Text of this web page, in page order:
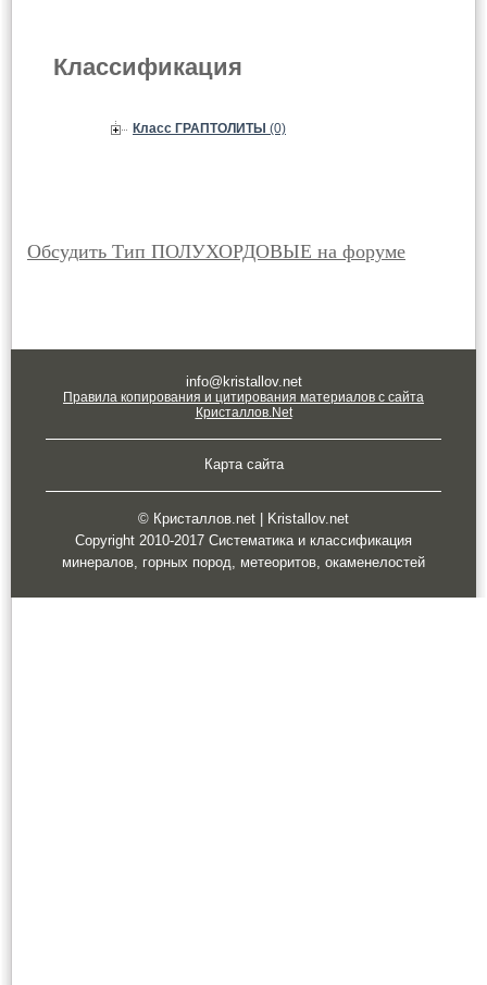
Классификация
Класс ГРАПТОЛИТЫ (0)
Обсудить Тип ПОЛУХОРДОВЫЕ на форуме
info@kristallov.net
Правила копирования и цитирования материалов с сайта
Кристаллов.Net
Карта сайта
© Кристаллов.net | Kristallov.net
Copyright 2010-2017 Систематика и классификация
минералов, горных пород, метеоритов, окаменелостей